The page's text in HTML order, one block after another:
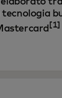
tecnologia
[1]